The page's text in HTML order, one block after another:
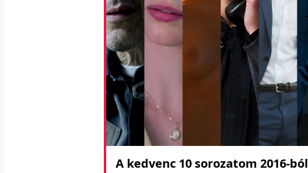
A kedvenc 10 sorozatom 2016-ból